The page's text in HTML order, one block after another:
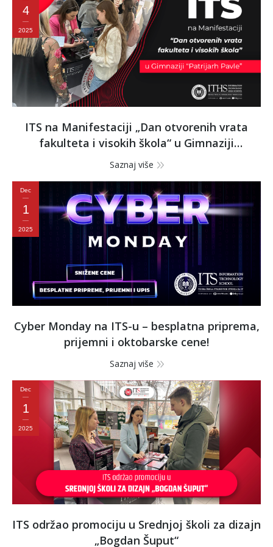
4
2025
ITS na Manifestaciji „Dan otvorenih vrata
fakulteta i visokih škola“ u Gimnaziji
„Patrijarh Pavle“
Saznaj više
Dec
1
2025
Cyber Monday na ITS-u – besplatna priprema,
prijemni i oktobarske cene!
Saznaj više
Dec
1
2025
ITS održao promociju u Srednjoj školi za dizajn
„Bogdan Šuput“